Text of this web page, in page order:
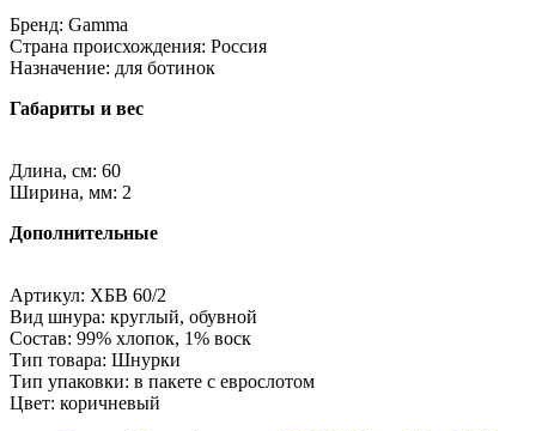
Бренд: Gamma
Страна происхождения: Россия
Назначение: для ботинок
Габариты и вес
Длина, см: 60
Ширина, мм: 2
Дополнительные
Артикул: ХБВ 60/2
Вид шнура: круглый, обувной
Состав: 99% хлопок, 1% воск
Тип товара: Шнурки
Тип упаковки: в пакете с еврослотом
Цвет: коричневый